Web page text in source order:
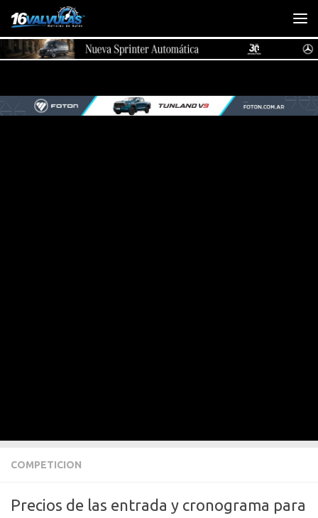
Saltar al contenido
COMPETICION
Precios de las entrada y cronograma para